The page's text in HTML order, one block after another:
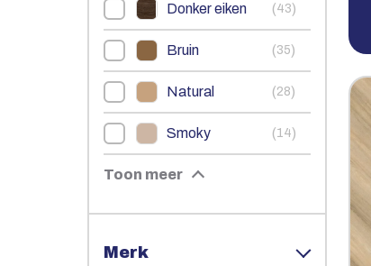
Donker eiken (43)
Bruin (35)
Natural (28)
Smoky (14)
Toon meer
Merk